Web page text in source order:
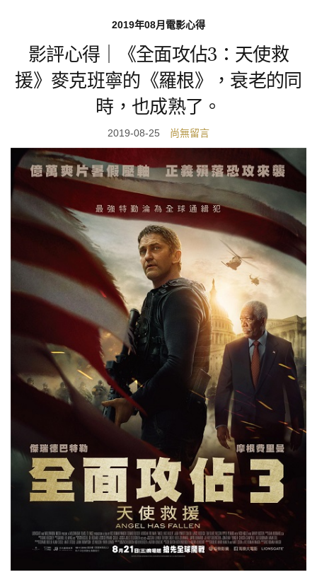
2019年08月電影心得
影評心得｜《全面攻佔3：天使救
援》麥克班寧的《羅根》，衰老的同
時，也成熟了。
2019-08-25 尚無留言